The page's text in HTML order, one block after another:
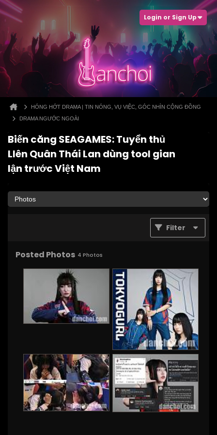
Login or Sign Up
HÓNG HỚT DRAMA | TIN NÓNG, VỤ VIỆC, GÓC NHÌN CỘNG ĐỒNG
DRAMA NGƯỚC NGOÀI
Biến căng SEAGAMES: Tuyển thủ
LIên Quân Thái Lan dùng tool gian
lận trước Việt Nam
Filter
Posted Photos 4 Photos